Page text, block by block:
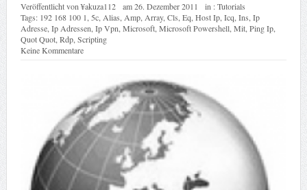
Veröffentlicht von¥akuza112 am26. Dezember 2011 in :Tutorials
Tags: 192 168 100 1,5c,Alias,Amp,Array,Cls,Eq,Host Ip,Icq,Ins,Ip
Adresse,Ip Adressen,Ip Vpn,Microsoft,Microsoft Powershell,Mit,Ping Ip,
Quot Quot,Rdp,Scripting
Keine Kommentare